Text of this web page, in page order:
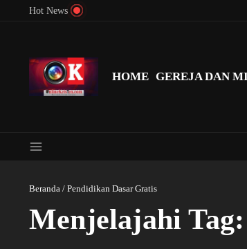
Lewati ke konten
Hot News
HOME GEREJA DAN
Beranda / Pendidikan Dasar Gratis
Menjelajahi